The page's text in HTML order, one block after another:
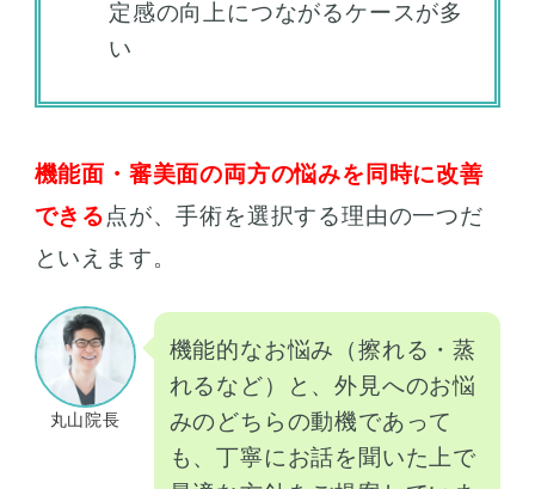
定感の向上につながるケースが多
い
機能面・審美面の両方の悩みを同時に改善
できる点が、手術を選択する理由の一つだ
といえます。
丸山院長
機能的なお悩み（擦れる・蒸
れるなど）と、外見へのお悩
みのどちらの動機であって
も、丁寧にお話を聞いた上で